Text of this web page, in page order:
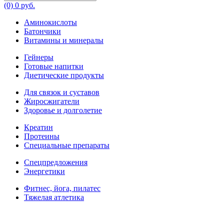
(0) 0 руб.
Аминокислоты
Батончики
Витамины и минералы
Гейнеры
Готовые напитки
Диетические продукты
Для связок и суставов
Жиросжигатели
Здоровье и долголетие
Креатин
Протеины
Специальные препараты
Спецпредложения
Энергетики
Фитнес, йога, пилатес
Тяжелая атлетика